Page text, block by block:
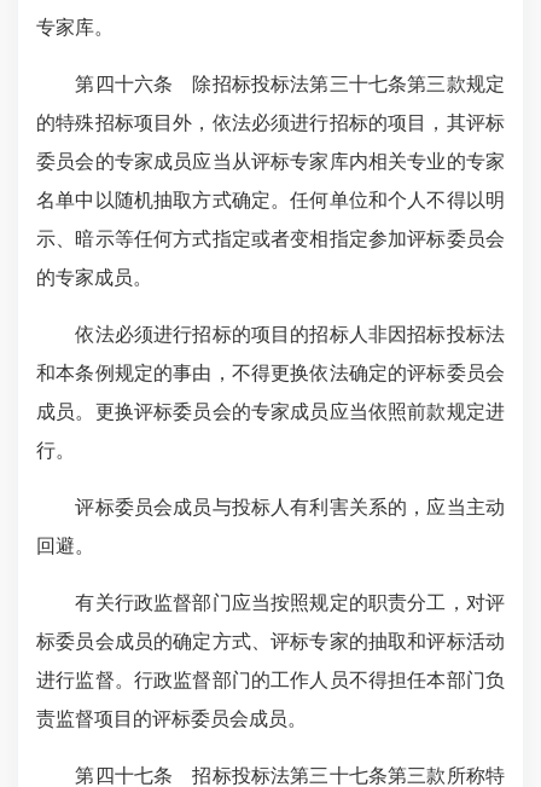
专家库。
第四十六条 除招标投标法第三十七条第三款规定
的特殊招标项目外，依法必须进行招标的项目，其评标
委员会的专家成员应当从评标专家库内相关专业的专家
名单中以随机抽取方式确定。任何单位和个人不得以明
示、暗示等任何方式指定或者变相指定参加评标委员会
的专家成员。
依法必须进行招标的项目的招标人非因招标投标法
和本条例规定的事由，不得更换依法确定的评标委员会
成员。更换评标委员会的专家成员应当依照前款规定进
行。
评标委员会成员与投标人有利害关系的，应当主动
回避。
有关行政监督部门应当按照规定的职责分工，对评
标委员会成员的确定方式、评标专家的抽取和评标活动
进行监督。行政监督部门的工作人员不得担任本部门负
责监督项目的评标委员会成员。
第四十七条 招标投标法第三十七条第三款所称特